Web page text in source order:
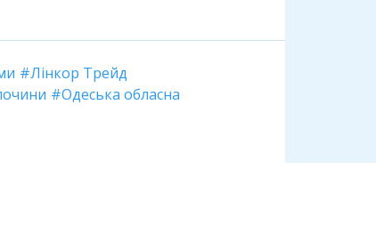
Лінкор Трейд
Одеська обласна